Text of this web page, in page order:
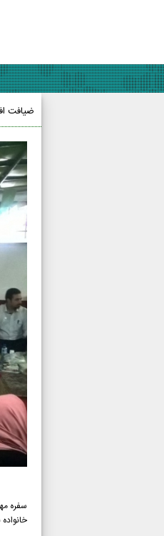
ضیافت
سفره